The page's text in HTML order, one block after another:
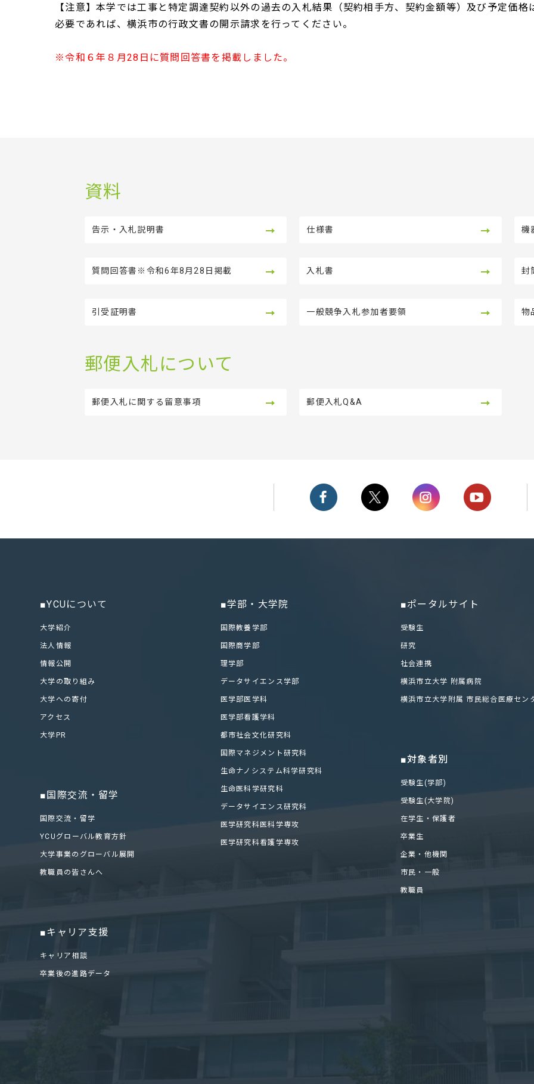
【注意】本学では工事と特定調達契約以外の過去の入札結果（契約相手方、契約金額等）及び予定価格
必要であれば、横浜市の行政文書の開示請求を行ってください。
※令和６年８月28日に質問回答書を掲載しました。
資料
告示・入札説明書 仕様書 機
質問回答書※令和6年8月28日掲載 入札書 封
引受証明書 一般競争入札参加者要領 物
郵便入札について
郵便入札に関する留意事項 郵便入札Q&A
■YCUについて
大学紹介
法人情報
情報公開
大学の取り組み
大学への寄付
アクセス
大学PR
■国際交流・留学
国際交流・留学
YCUグローバル教育方針
大学事業のグローバル展開
教職員の皆さんへ
■キャリア支援
キャリア相談
卒業後の進路データ
■学部・大学院
国際教養学部
国際商学部
理学部
データサイエンス学部
医学部医学科
医学部看護学科
都市社会文化研究科
国際マネジメント研究科
生命ナノシステム科学研究科
生命医科学研究科
データサイエンス研究科
医学研究科医科学専攻
医学研究科看護学専攻
■ポータルサイト
受験生
研究
社会連携
横浜市立大学 附属病院
横浜市立大学附属 市民総合医療セン
■対象者別
受験生(学部)
受験生(大学院)
在学生・保護者
卒業生
企業・他機関
市民・一般
教職員